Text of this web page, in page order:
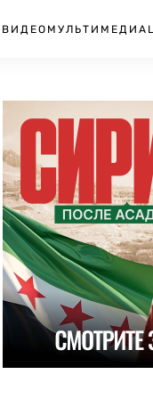
ВИДЕО МУЛЬТИМЕДИА